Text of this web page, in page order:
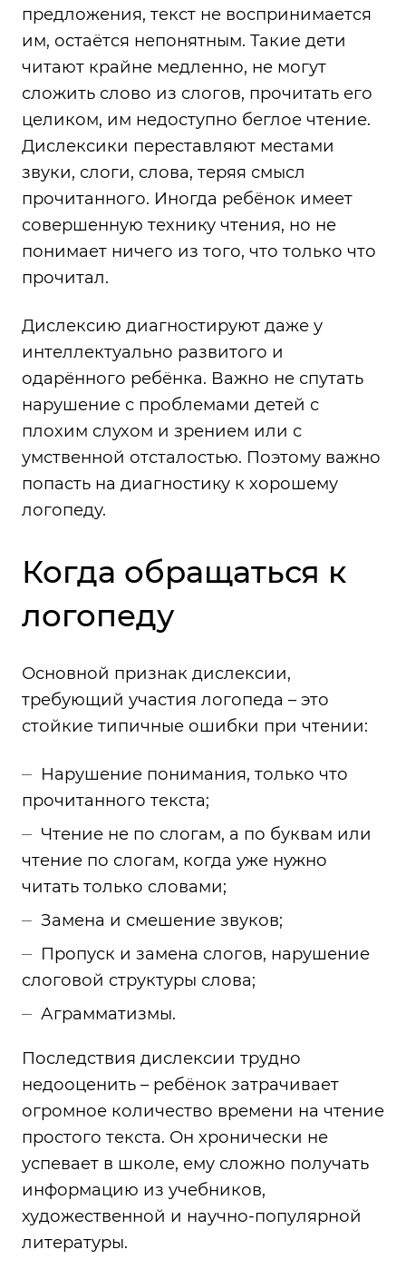
предложения, текст не воспринимается
им, остаётся непонятным. Такие дети
читают крайне медленно, не могут
сложить слово из слогов, прочитать его
целиком, им недоступно беглое чтение.
Дислексики переставляют местами
звуки, слоги, слова, теряя смысл
прочитанного. Иногда ребёнок имеет
совершенную технику чтения, но не
понимает ничего из того, что только что
прочитал.
Дислексию диагностируют даже у
интеллектуально развитого и
одарённого ребёнка. Важно не спутать
нарушение с проблемами детей с
плохим слухом и зрением или с
умственной отсталостью. Поэтому важно
попасть на диагностику к хорошему
логопеду.
Когда обращаться к
логопеду
Основной признак дислексии,
требующий участия логопеда – это
стойкие типичные ошибки при чтении:
Нарушение понимания, только что
прочитанного текста;
Чтение не по слогам, а по буквам или
чтение по слогам, когда уже нужно
читать только словами;
Замена и смешение звуков;
Пропуск и замена слогов, нарушение
слоговой структуры слова;
Аграмматизмы.
Последствия дислексии трудно
недооценить – ребёнок затрачивает
огромное количество времени на чтение
простого текста. Он хронически не
успевает в школе, ему сложно получать
информацию из учебников,
художественной и научно-популярной
литературы.